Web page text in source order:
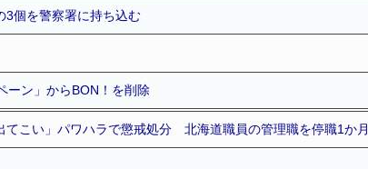
3個を警察署に持ち込む
ーン」からBON！を削除
こい」パワハラで懲戒処分 北海道職員の管理職を停職1か月